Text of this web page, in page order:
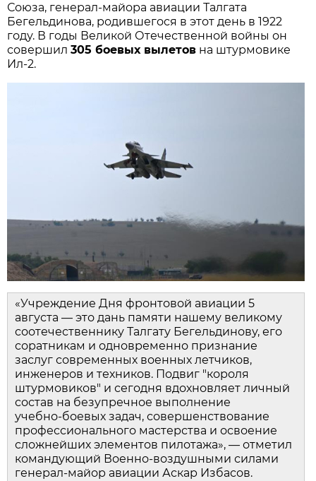
Союза, генерал‑майора авиации Талгата
Бегельдинова, родившегося в этот день в 1922
году. В годы Великой Отечественной войны он
совершил 305 боевых вылетов на штурмовике
Ил‑2.
«Учреждение Дня фронтовой авиации 5
августа — это дань памяти нашему великому
соотечественнику Талгату Бегельдинову, его
соратникам и одновременно признание
заслуг современных военных летчиков,
инженеров и техников. Подвиг "короля
штурмовиков" и сегодня вдохновляет личный
состав на безупречное выполнение
учебно‑боевых задач, совершенствование
профессионального мастерства и освоение
сложнейших элементов пилотажа», — отметил
командующий Военно‑воздушными силами
генерал‑майор авиации Аскар Избасов.